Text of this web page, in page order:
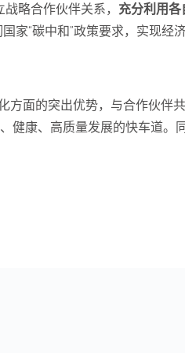
略合作伙伴关系， 充分利用
国家“碳中和”政策要求，实现经
方面的突出优势，与合作伙伴
健康、高质量发展的快车道。